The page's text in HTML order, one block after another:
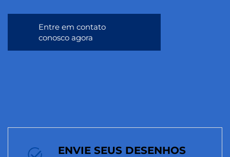
Entre em contato
conosco agora
ENVIE SEUS DESENHOS